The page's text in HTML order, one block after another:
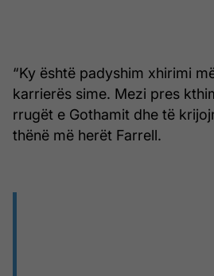
“Ky është padyshim xhirimi
karrierës sime. Mezi pres
rrugët e Gothamit dhe të
thënë më herët Farrell.